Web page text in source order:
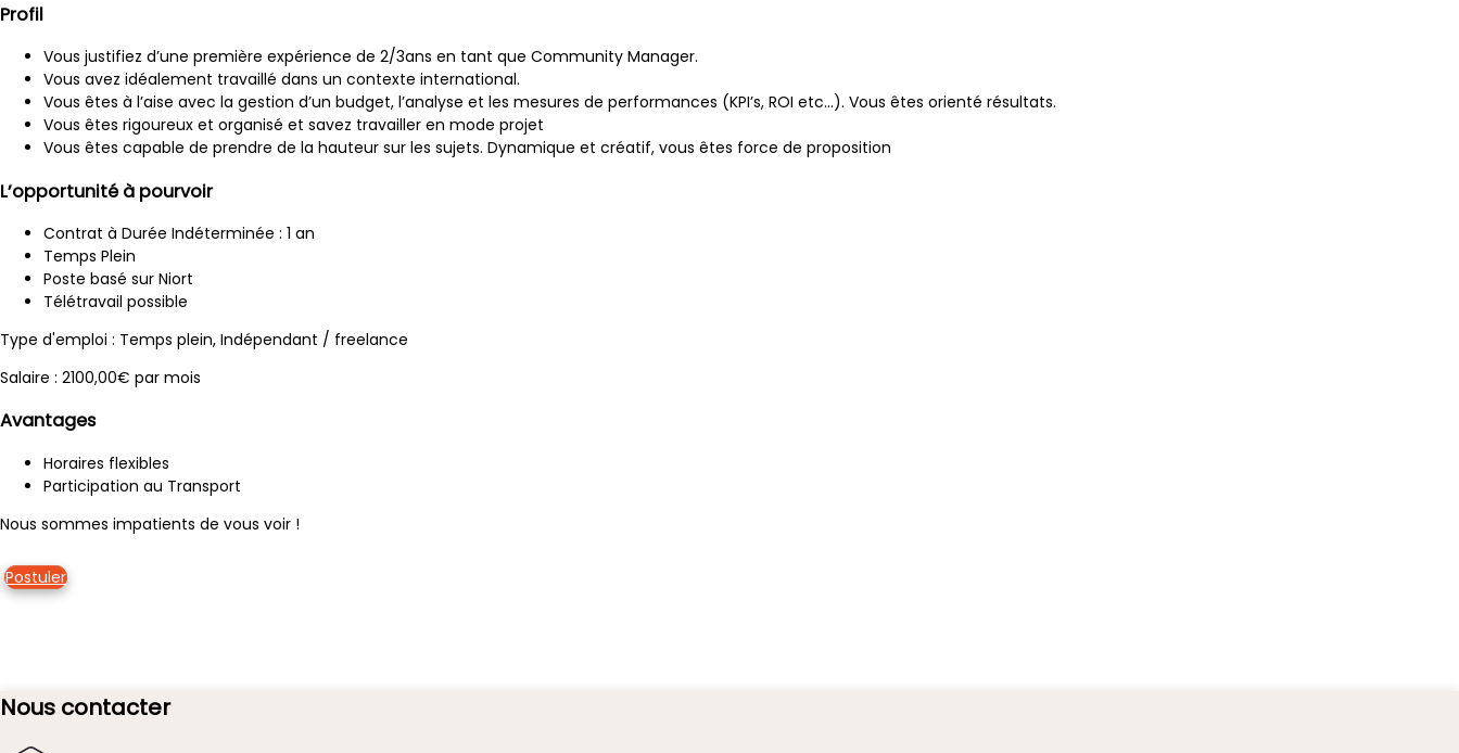
Profil
Vous justifiez d’une première expérience de 2/3ans en tant que Community Manager.
Vous avez idéalement travaillé dans un contexte international.
Vous êtes à l’aise avec la gestion d’un budget, l’analyse et les mesures de performances (KPI’s, ROI etc…). Vous êtes orienté résultats.
Vous êtes rigoureux et organisé et savez travailler en mode projet
Vous êtes capable de prendre de la hauteur sur les sujets. Dynamique et créatif, vous êtes force de proposition
L’opportunité à pourvoir
Contrat à Durée Indéterminée : 1 an
Temps Plein
Poste basé sur Niort
Télétravail possible
Type d'emploi : Temps plein, Indépendant / freelance
Salaire : 2100,00€ par mois
Avantages
Horaires flexibles
Participation au Transport
Nous sommes impatients de vous voir !
Postuler
Nous contacter